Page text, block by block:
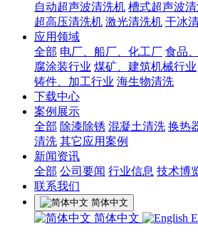
自动超声波清洗机 槽式超声波
超高压清洗机 激光清洗机 干冰
应用领域
全部 电厂、船厂、化工厂 食品
腐涂装行业 煤矿、建筑机械行业
铸件、加工行业 海生物清洗
下载中心
案例展示
全部 除漆除锈 混凝土清洗 换热
清洗 其它应用案例
新闻资讯
全部 公司要闻 行业信息 技术博
联系我们
简体中文
简体中文